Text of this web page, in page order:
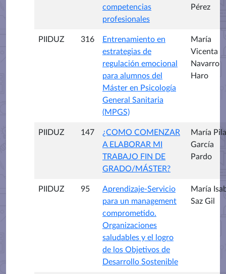
competencias
profesionales
Pérez
PIIDUZ 316
Entrenamiento en
estrategias de
regulación emocional
para alumnos del
Máster en Psicología
General Sanitaria
(MPGS)
María
Vicenta
Navarro
Haro
PIIDUZ 147
¿COMO COMENZAR
A ELABORAR MI
TRABAJO FIN DE
GRADO/MÁSTER?
María
García
Pardo
PIIDUZ 95
Aprendizaje-Servicio
para un management
comprometido.
Organizaciones
saludables y el logro
de los Objetivos de
Desarrollo Sostenible
María
Saz Gil